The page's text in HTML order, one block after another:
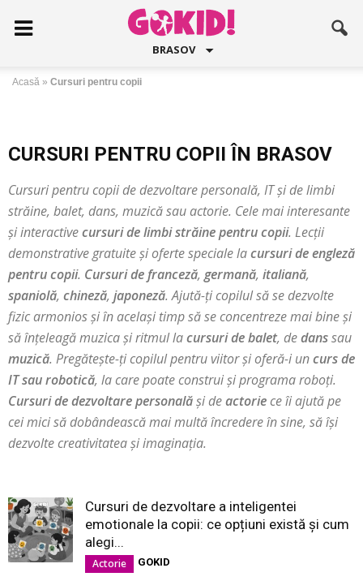
BRASOV
Acasă » Cursuri pentru copii
CURSURI PENTRU COPII ÎN BRASOV
Cursuri pentru copii de dezvoltare personală, IT și de limbi
străine, balet, dans, muzică sau actorie. Cele mai interesante
și interactivecursuri de limbi străine pentru copii. Lecții
demonstrative gratuite și oferte speciale lacursuri de engleză
pentru copii. Cursuri de franceză, germană, italiană,
spaniolă, chineză, japoneză. Ajută-ți copilul să se dezvolte
fizic armonios și în același timp să se concentreze mai bine și
să înțeleagă muzica și ritmul lacursuri de balet, dedanssau
muzică. Pregătește-ți copilul pentru viitor și oferă-i uncurs de
IT sau robotică, la care poate construi și programa roboți.
Cursuri de dezvoltare personalăși deactoriece îi ajută pe
cei mici să dobândească mai multă încredere în sine, să își
dezvolte creativitatea și imaginația.
Cursuri de dezvoltare a inteligentei
emotionale la copii: ce opțiuni există și cum
alegi...
Actorie GOKID